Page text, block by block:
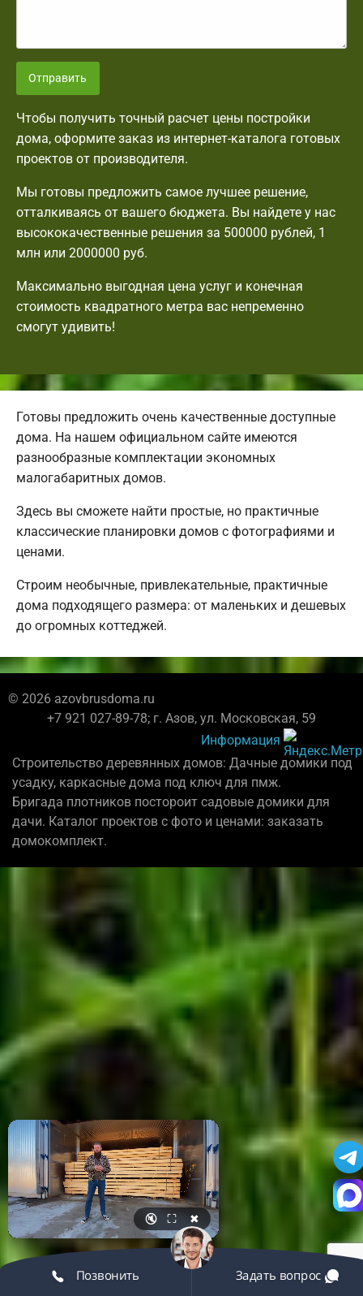
Отправить
Чтобы получить точный расчет цены постройки
дома, оформите заказ из интернет-каталога готовых
проектов от производителя.
Мы готовы предложить самое лучшее решение,
отталкиваясь от вашего бюджета. Вы найдете у нас
высококачественные решения за 500000 рублей, 1
млн или 2000000 руб.
Максимально выгодная цена услуг и конечная
стоимость квадратного метра вас непременно
смогут удивить!
Готовы предложить очень качественные доступные
дома. На нашем официальном сайте имеются
разнообразные комплектации экономных
малогабаритных домов.
Здесь вы сможете найти простые, но практичные
классические планировки домов с фотографиями и
ценами.
Строим необычные, привлекательные, практичные
дома подходящего размера: от маленьких и дешевых
до огромных коттеджей.
© 2026 azovbrusdoma.ru
+7 921 027-89-78; г. Азов, ул. Московская, 59
Информация
Строительство деревянных домов: Дачные домики под
усадку, каркасные дома под ключ для пмж.
Бригада плотников постороит садовые домики для
дачи. Каталог проектов с фото и ценами: заказать
домокомплект.
🔇 ⛶ ✖
Позвонить Задать вопрос